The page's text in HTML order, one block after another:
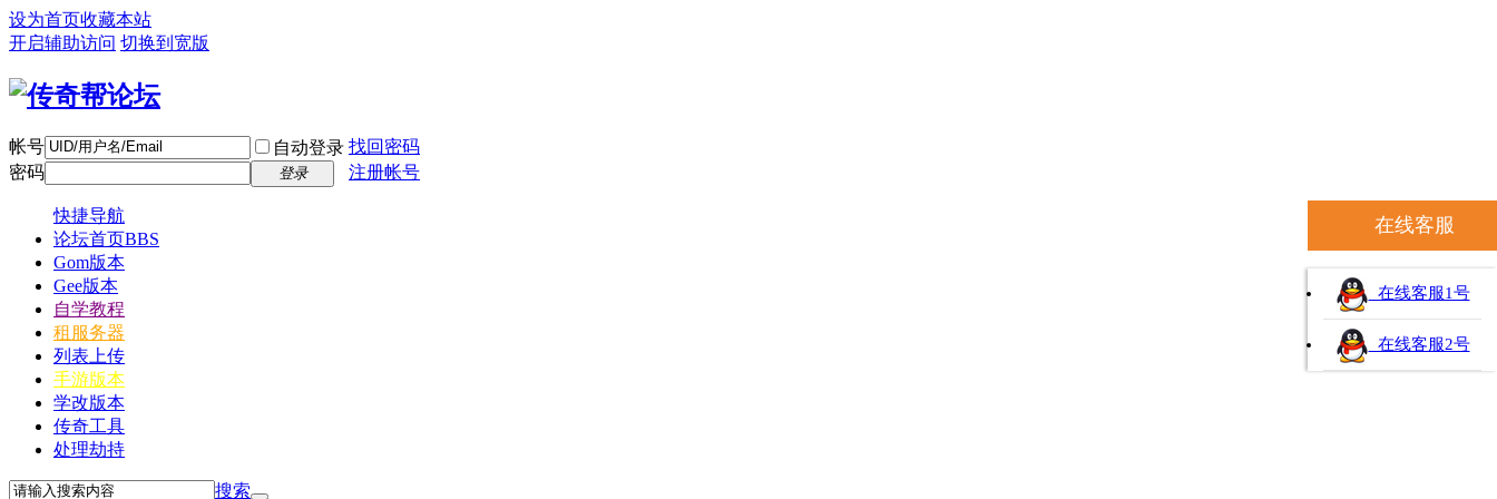
设为首页收藏本站
开启辅助访问 切换到宽版
帐号 自动登录 找回密码
密码
登录 注册帐号
快捷导航
论坛首页BBS
Gom版本
Gee版本
自学教程
租服务器
列表上传
手游版本
学改版本
传奇工具
处理劫持
搜索
在线客服
在线客服1号
在线客服2号